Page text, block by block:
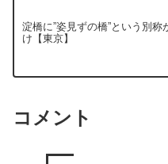
淀橋に”姿見ずの橋”という別称
け【東京】
コメント